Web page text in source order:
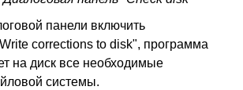
панели включить
corrections to disk", программа
на диск все необходимые
системы.